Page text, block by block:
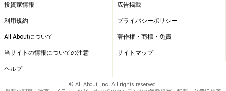
投資家情報 広告掲載
利用規約 プライバシーポリシー
All Aboutについて 著作権・商標・免責
当サイトの情報についての注意 サイトマップ
ヘルプ
© All About, Inc. All rights reserved.